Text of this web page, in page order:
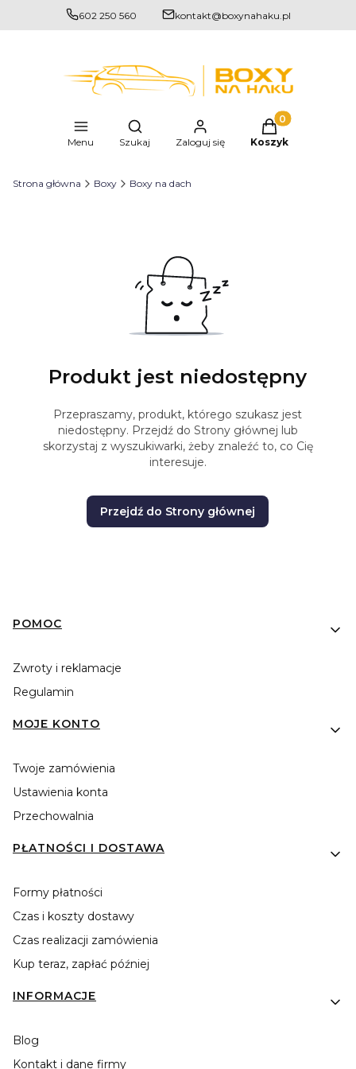
602 250 560 kontakt@boxynahaku.pl
Menu
Otwórz wyszukiwarkę
Szukaj Zaloguj się
Produkty w
Koszyk
Strona główna Boxy Boxy na dach
Produkt jest niedostępny
Przepraszamy, produkt, którego szukasz jest
niedostępny. Przejdź do Strony głównej lub
skorzystaj z wyszukiwarki, żeby znaleźć to, co Cię
interesuje.
Przejdź do Strony głównej
Linki w stopce
POMOC
Zwroty i reklamacje
Regulamin
MOJE KONTO
Twoje zamówienia
Ustawienia konta
Przechowalnia
PŁATNOŚCI I DOSTAWA
Formy płatności
Czas i koszty dostawy
Czas realizacji zamówienia
Kup teraz, zapłać później
INFORMACJE
Blog
Kontakt i dane firmy